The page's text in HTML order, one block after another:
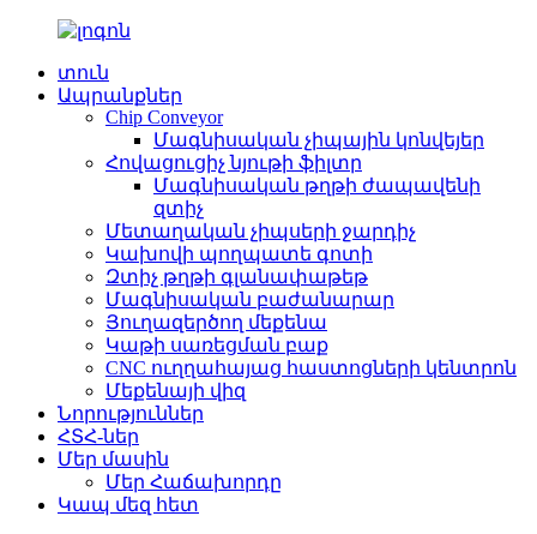
տուն
Ապրանքներ
Chip Conveyor
Մագնիսական չիպային կոնվեյեր
Հովացուցիչ նյութի ֆիլտր
Մագնիսական թղթի ժապավենի
զտիչ
Մետաղական չիպսերի ջարդիչ
Կախովի պողպատե գոտի
Զտիչ թղթի գլանափաթեթ
Մագնիսական բաժանարար
Յուղազերծող մեքենա
Կաթի սառեցման բաք
CNC ուղղահայաց հաստոցների կենտրոն
Մեքենայի վիզ
Նորություններ
ՀՏՀ-ներ
Մեր մասին
Մեր Հաճախորդը
Կապ մեզ հետ